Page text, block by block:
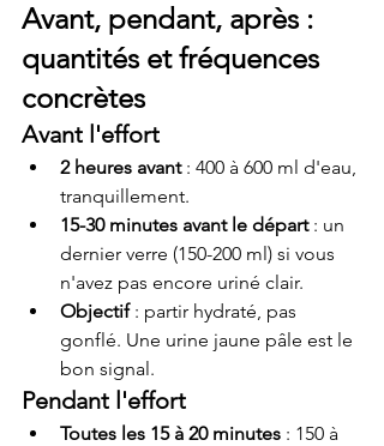
Avant, pendant, après :
quantités et fréquences
concrètes
Avant l'effort
2 heures avant : 400 à 600 ml d'eau,
tranquillement.
15-30 minutes avant le départ : un
dernier verre (150-200 ml) si vous
n'avez pas encore uriné clair.
Objectif : partir hydraté, pas
gonflé. Une urine jaune pâle est le
bon signal.
Pendant l'effort
Toutes les 15 à 20 minutes : 150 à